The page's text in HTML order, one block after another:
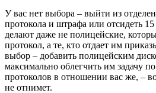
У вас нет выбора – выйти из
протокола и штрафа или отсидеть
делают даже не полицейские,
протокол, а те, кто отдает им
выбор – добавить полицейским
максимально облегчить им задачу
протоколов в отношении вас же, –
не отнимет.